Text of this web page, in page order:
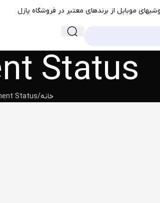
موبایل از برندهای معتبر در فروشگاه پازل
Status
خانه Status